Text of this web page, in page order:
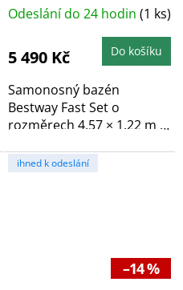
Odeslání do 24 hodin (1 ks)
5 490 Kč Do košíku
Samonosný bazén
Bestway Fast Set o
rozměrech 4,57 × 1,22 m a
ihned k odeslání
–14 %